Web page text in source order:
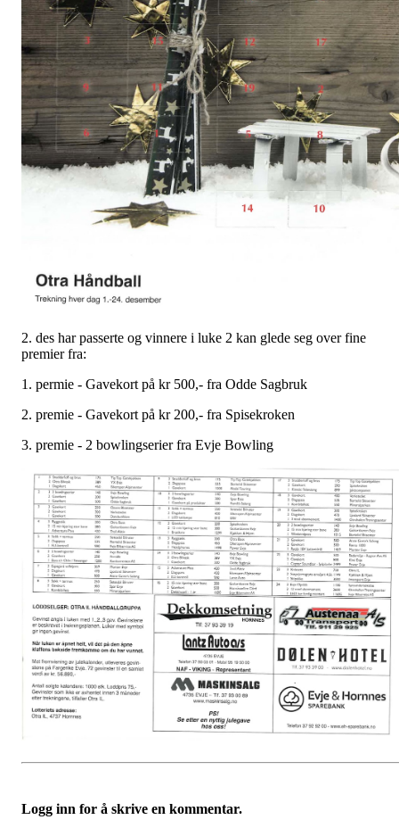
2. des har passerte og vinnere i luke 2 kan glede seg over fine
premier fra:
1. permie - Gavekort på kr 500,- fra Odde Sagbruk
2. premie - Gavekort på kr 200,- fra Spisekroken
3. premie - 2 bowlingserier fra Evje Bowling
Logg inn for å skrive en kommentar.